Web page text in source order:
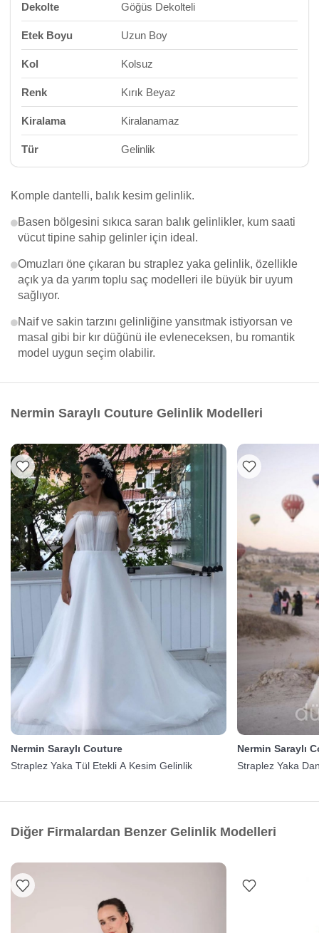
Dekolte Göğüs Dekolteli
Etek Boyu Uzun Boy
Kol Kolsuz
Renk Kırık Beyaz
Kiralama Kiralanamaz
Tür Gelinlik
Komple dantelli, balık kesim gelinlik.
Basen bölgesini sıkıca saran balık gelinlikler, kum saati
vücut tipine sahip gelinler için ideal.
Omuzları öne çıkaran bu straplez yaka gelinlik, özellikle
açık ya da yarım toplu saç modelleri ile büyük bir uyum
sağlıyor.
Naif ve sakin tarzını gelinliğine yansıtmak istiyorsan ve
masal gibi bir kır düğünü ile evleneceksen, bu romantik
model uygun seçim olabilir.
Nermin Saraylı Couture Gelinlik Modelleri
Nermin Saraylı Couture
Straplez Yaka Tül Etekli A Kesim Gelinlik
Nermin Saraylı
Straplez Yaka
Diğer Firmalardan Benzer Gelinlik Modelleri